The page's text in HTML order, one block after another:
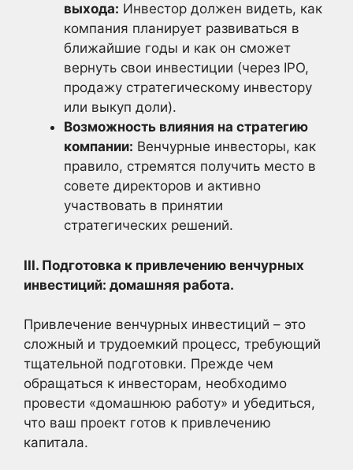
выхода: Инвестор должен видеть, как
компания планирует развиваться в
ближайшие годы и как он сможет
вернуть свои инвестиции (через IPO,
продажу стратегическому инвестору
или выкуп доли).
Возможность влияния на стратегию
компании: Венчурные инвесторы, как
правило, стремятся получить место в
совете директоров и активно
участвовать в принятии
стратегических решений.
III. Подготовка к привлечению венчурных
инвестиций: домашняя работа.
Привлечение венчурных инвестиций – это
сложный и трудоемкий процесс, требующий
тщательной подготовки. Прежде чем
обращаться к инвесторам, необходимо
провести «домашнюю работу» и убедиться,
что ваш проект готов к привлечению
капитала.